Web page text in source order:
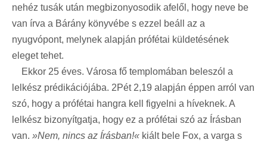
nehéz tusák után megbizonyosodik afelől, hogy neve be
van írva a Bárány könyvébe s ezzel beáll az a
nyugvópont, melynek alapján prófétai küldetésének
eleget tehet.
Ekkor 25 éves. Városa fő templomában beleszól a
lelkész prédikációjába. 2Pét 2,19 alapján éppen arról van
szó, hogy a prófétai hangra kell figyelni a híveknek. A
lelkész bizonyítgatja, hogy ez a prófétai szó az Írásban
van. »Nem, nincs az Írásban!« kiált bele Fox, a varga s